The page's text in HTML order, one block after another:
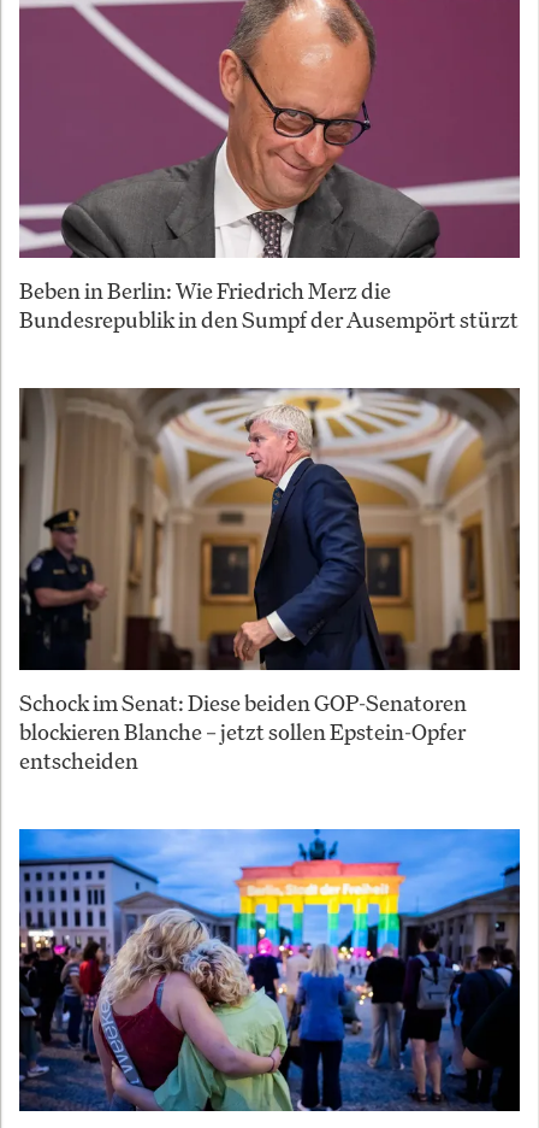
Beben in Berlin: Wie Friedrich Merz die
Bundesrepublik in den Sumpf der Ausempört stürzt
Schock im Senat: Diese beiden GOP-Senatoren
blockieren Blanche – jetzt sollen Epstein-Opfer
entscheiden